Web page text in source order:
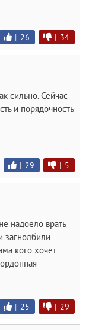
| 26 | 34
сильно. Сейчас
и порядочность
| 29 | 5
надоело врать
загнолбили
кого хочет
| 25 | 29